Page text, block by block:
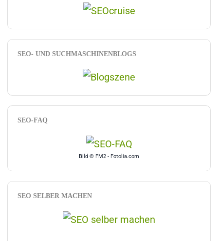
SEO- UND SUCHMASCHINENBLOGS
SEO-FAQ
Bild © FM2 - Fotolia.com
SEO SELBER MACHEN